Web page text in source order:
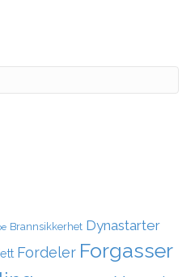
Brannsikkerhet Dynastarter
Fordeler Forgasser